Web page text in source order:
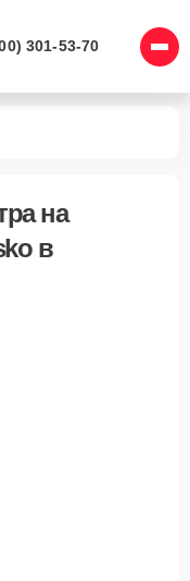
301-53-70
на
в